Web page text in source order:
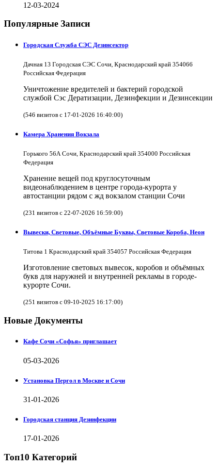
12-03-2024
Популярные Записи
Городская Служба СЭС Дезинсектор
Дачная 13 Городская СЭС Сочи, Краснодарский край 354066
Российская Федерация
Уничтожение вредителей и бактерий городской
службой Сэс Дератизации, Дезинфекции и Дезинсекции
(546 визитов с 17-01-2026 16:40:00)
Камера Хранения Вокзала
Горького 56А Сочи, Краснодарский край 354000 Российская
Федерация
Хранение вещей под круглосуточным
видеонаблюдением в центре города-курорта у
автостанции рядом с жд вокзалом станции Сочи
(231 визитов с 22-07-2026 16:59:00)
Вывески, Световые, Объёмные Буквы, Световые Короба, Неон
Титова 1 Краснодарский край 354057 Российская Федерация
Изготовление световых вывесок, коробов и объёмных
букв для наружней и внутренней рекламы в городе-
курорте Сочи.
(251 визитов с 09-10-2025 16:17:00)
Новые Документы
Кафе Сочи «Софья» приглашает
05-03-2026
Установка Пергол в Москве и Сочи
31-01-2026
Городская станция Дезинфекции
17-01-2026
Топ10 Категорий